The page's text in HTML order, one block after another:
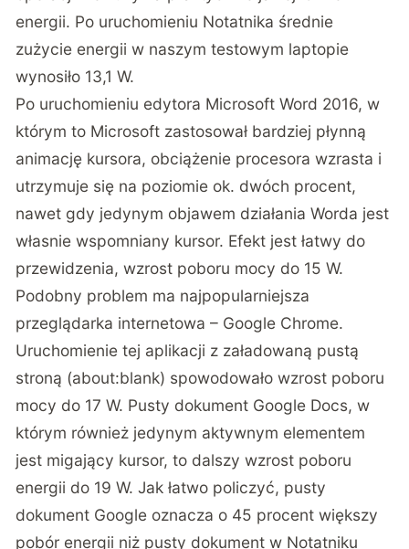
energii. Po uruchomieniu Notatnika średnie
zużycie energii w naszym testowym laptopie
wynosiło 13,1 W.
Po uruchomieniu edytora Microsoft Word 2016, w
którym to Microsoft zastosował bardziej płynną
animację kursora, obciążenie procesora wzrasta i
utrzymuje się na poziomie ok. dwóch procent,
nawet gdy jedynym objawem działania Worda jest
własnie wspomniany kursor. Efekt jest łatwy do
przewidzenia, wzrost poboru mocy do 15 W.
Podobny problem ma najpopularniejsza
przeglądarka internetowa – Google Chrome.
Uruchomienie tej aplikacji z załadowaną pustą
stroną (about:blank) spowodowało wzrost poboru
mocy do 17 W. Pusty dokument Google Docs, w
którym również jedynym aktywnym elementem
jest migający kursor, to dalszy wzrost poboru
energii do 19 W. Jak łatwo policzyć, pusty
dokument Google oznacza o 45 procent większy
pobór energii niż pusty dokument w Notatniku